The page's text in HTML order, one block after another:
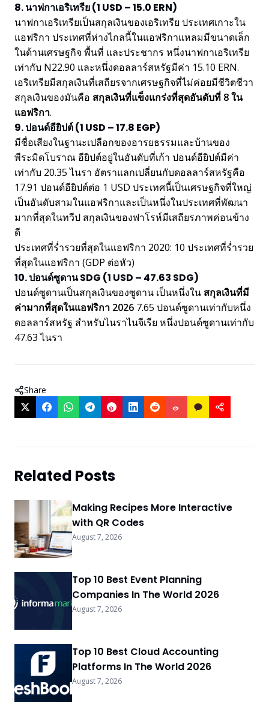
8. นาฟกาเอริเทรีย (1 USD – 15.0 ERN)
นาฟกาเอริเทรียเป็นสกุลเงินของเอริเทรีย ประเทศเกาะใน
แอฟริกา ประเทศที่ห่างไกลนี้ในแอฟริกาแหลมมีขนาดเล็ก
ในด้านเศรษฐกิจ พื้นที่ และประชากร หนึ่งนาฟกาเอริเทรีย
เท่ากับ N22.90 และหนึ่งดอลลาร์สหรัฐมีค่า 15.10 ERN.
เอริเทรียมีสกุลเงินที่เสถียรจากเศรษฐกิจที่ไม่ค่อยมีชีวิตชีวา
สกุลเงินของมันคือ สกุลเงินที่แข็งแกร่งที่สุดอันดับที่ 8 ใน
แอฟริกา.
9. ปอนด์อียิปต์ (1 USD – 17.8 EGP)
มีชื่อเสียงในฐานะเปลือกของอารยธรรมและบ้านของ
พีระมิดโบราณ อียิปต์อยู่ในอันดับที่เก้า ปอนด์อียิปต์มีค่า
เท่ากับ 20.35 ไนรา อัตราแลกเปลี่ยนกับดอลลาร์สหรัฐคือ
17.91 ปอนด์อียิปต์ต่อ 1 USD ประเทศนี้เป็นเศรษฐกิจที่ใหญ่
เป็นอันดับสามในแอฟริกาและเป็นหนึ่งในประเทศที่พัฒนา
มากที่สุดในทวีป สกุลเงินของฟาโรห์มีเสถียรภาพค่อนข้าง
ดี
ประเทศที่ร่ำรวยที่สุดในแอฟริกา 2020: 10 ประเทศที่ร่ำรวย
ที่สุดในแอฟริกา (GDP ต่อหัว)
10. ปอนด์ซูดาน SDG (1 USD – 47.63 SDG)
ปอนด์ซูดานเป็นสกุลเงินของซูดาน เป็นหนึ่งใน สกุลเงินที่มี
ค่ามากที่สุดในแอฟริกา 2026 7.65 ปอนด์ซูดานเท่ากับหนึ่ง
ดอลลาร์สหรัฐ สำหรับไนราไนจีเรีย หนึ่งปอนด์ซูดานเท่ากับ
47.63 ไนรา
Share
Related Posts
Making Recipes More Interactive
with QR Codes
August 7, 2026
Top 10 Best Event Planning
Companies In The World 2026
August 7, 2026
Top 10 Best Cloud Accounting
Platforms In The World 2026
August 7, 2026